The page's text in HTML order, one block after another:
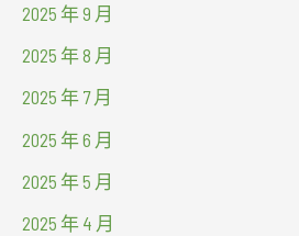
2025 年 9 月
2025 年 8 月
2025 年 7 月
2025 年 6 月
2025 年 5 月
2025 年 4 月